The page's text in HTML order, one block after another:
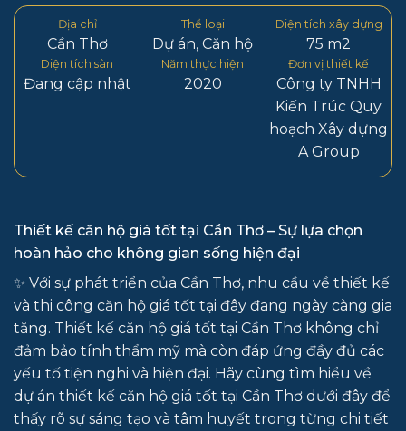
Địa chỉ
Cần Thơ
Thể loại
Dự án,Căn hộ
Diện tích xây dựng
75 m2
Diện tích sàn
Đang cập nhật
Năm thực hiện
2020
Đơn vị thiết kế
Công ty TNHH
Kiến Trúc Quy
hoạch Xây dựng
A Group
Thiết kế căn hộ giá tốt tại Cần Thơ – Sự lựa chọn
hoàn hảo cho không gian sống hiện đại
✨ Với sự phát triển của Cần Thơ, nhu cầu về thiết kế
và thi công căn hộ giá tốt tại đây đang ngày càng gia
tăng. Thiết kế căn hộ giá tốt tại Cần Thơ không chỉ
đảm bảo tính thẩm mỹ mà còn đáp ứng đầy đủ các
yếu tố tiện nghi và hiện đại. Hãy cùng tìm hiểu về
dự án thiết kế căn hộ giá tốt tại Cần Thơ dưới đây để
thấy rõ sự sáng tạo và tâm huyết trong từng chi tiết